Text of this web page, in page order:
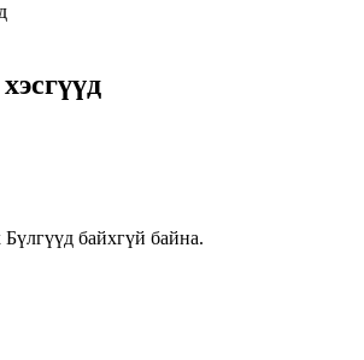
Бүлгүүд байхгүй байна.